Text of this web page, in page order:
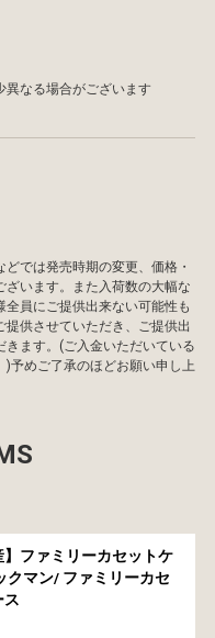
なる場合がございます
では発売時期の変更、価格・
います。また入荷数の大幅な
員にご提供出来ない可能性も
供させていただき、ご提供出
ます。(ご入金いただいている
予めご了承のほどお願い申し上
】ファミリーカセットケ
クマン/ ファミリーカセ
ス